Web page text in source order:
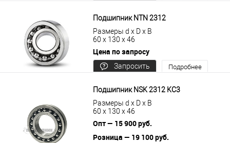
Подшипник NTN 2312
Размеры d x D x B
60 x 130 x 46
Цена по запросу
Запросить
Подробнее
Подшипник NSK 2312 KС3
Размеры d x D x B
60 x 130 x 46
Опт — 15 900 руб.
Розница — 19 100 руб.